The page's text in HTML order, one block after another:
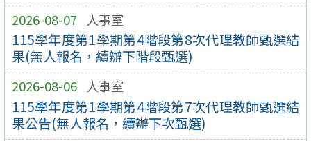
2026-08-07 人事室
115學年度第1學期第4階段第8次代理教師甄選結
果(無人報名，續辦下階段甄選)
2026-08-06 人事室
115學年度第1學期第4階段第7次代理教師甄選結
果公告(無人報名，續辦下次甄選)